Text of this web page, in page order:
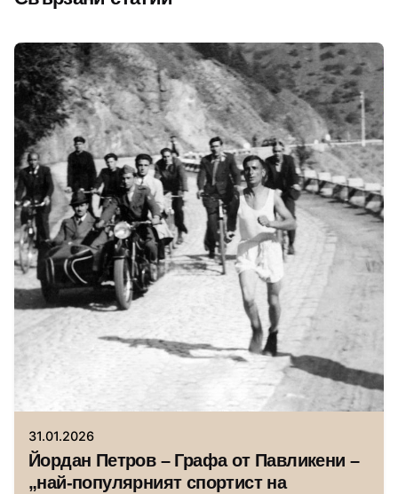
Исторически музей Павликени
31.01.2026
Йордан Петров – Графа от Павликени –
„най-популярният спортист на